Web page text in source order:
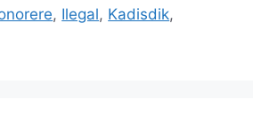
, Ilegal, Kadisdik,